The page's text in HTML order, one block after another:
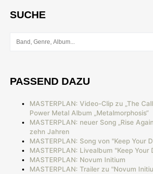
SUCHE
PASSEND DAZU
MASTERPLAN: Video-Clip zu „The
Power Metal Album „Metalmorphosis“
MASTERPLAN: neuer Song „Rise
zehn Jahren
MASTERPLAN: Song von "Keep Your
MASTERPLAN: Livealbum "Keep Your
MASTERPLAN: Novum Initium
MASTERPLAN: Trailer zu "Novum